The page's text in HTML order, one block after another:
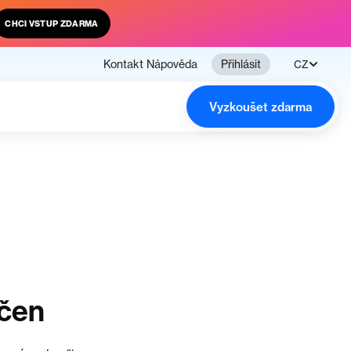
CHCI VSTUP ZDARMA
Kontakt Nápověda Přihlásit CZ
Vyzkoušet zdarma